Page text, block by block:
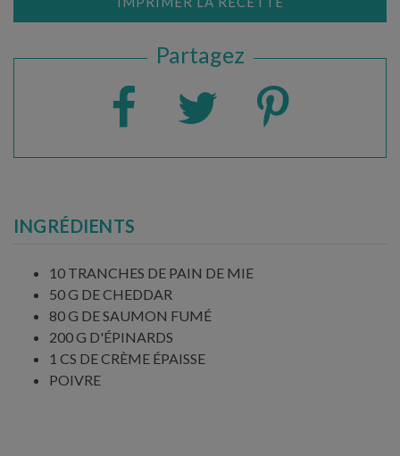
Partagez
INGRÉDIENTS
10 TRANCHES DE PAIN DE MIE
50 G DE CHEDDAR
80 G DE SAUMON FUMÉ
200 G D'ÉPINARDS
1 CS DE CRÈME ÉPAISSE
POIVRE